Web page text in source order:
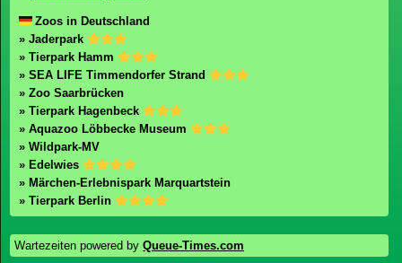
Zoos in Deutschland
» Jaderpark
» Tierpark Hamm
» SEA LIFE Timmendorfer Strand
» Zoo Saarbrücken
» Tierpark Hagenbeck
» Aquazoo Löbbecke Museum
» Wildpark-MV
» Edelwies
» Märchen-Erlebnispark Marquartstein
» Tierpark Berlin
Wartezeiten powered by Queue-Times.com